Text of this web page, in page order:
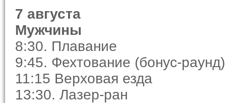
7 августа
Мужчины
8:30. Плавание
9:45. Фехтование (бонус-раунд)
11:15 Верховая езда
13:30. Лазер-ран